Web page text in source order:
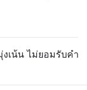
เน้น ไม่ยอมรับคำ